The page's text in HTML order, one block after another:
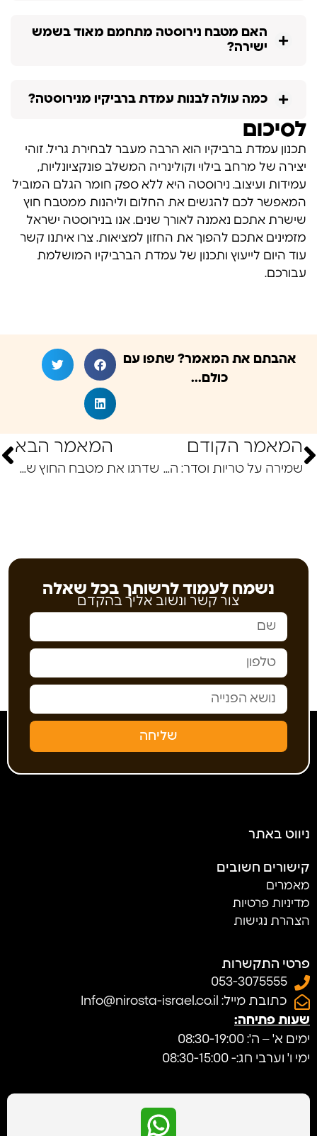
האם מטבח נירוסטה מתחמם מאוד בשמש
ישירה?
כמה עולה לבנות עמדת ברביקיו מנירוסטה?
לסיכום
תכנון עמדת ברביקיו הוא הרבה מעבר לבחירת גריל. זוהי
יצירה של מרחב בילוי וקולינריה המשלב פונקציונליות,
עמידות ועיצוב. נירוסטה היא ללא ספק חומר הגלם המוביל
המאפשר לכם להגשים את החלום וליהנות ממטבח חוץ
שישרת אתכם נאמנה לאורך שנים. אנו בנירוסטה ישראל
מזמינים אתכם להפוך את החזון למציאות. צרו איתנו קשר
עוד היום לייעוץ ותכנון של עמדת הברביקיו המושלמת
עבורכם.
אהבתם את המאמר? שתפו עם
כולם...
המאמר הקודם
שמירה על טריות וסדר: המדריך המלא לארגון חומרי גלם על מדפים
המאמר הבא
שדרגו את מטבח החוץ שלכם: המדריך המלא ליחידות אחסון מנירוסטה
נשמח לעמוד לרשותך בכל שאלה
צור קשר ונשוב אליך בהקדם
שליחה
ניווט באתר
קישורים חשובים
מאמרים
מדיניות פרטיות
הצהרת נגישות
פרטי התקשרות
053-3075555
כתובת מייל: Info@nirosta-israel.co.il
שעות פתיחה:
ימים א' – ה': 08:30-19:00
ימי ו' וערבי חג:- 08:30-15:00